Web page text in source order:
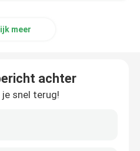
meer
achter
je snel terug!